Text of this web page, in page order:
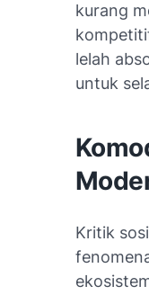
kurang
lelah
untuk
Kritik